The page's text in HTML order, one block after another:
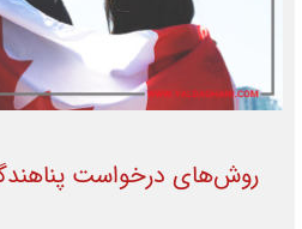
روش‌های درخواست